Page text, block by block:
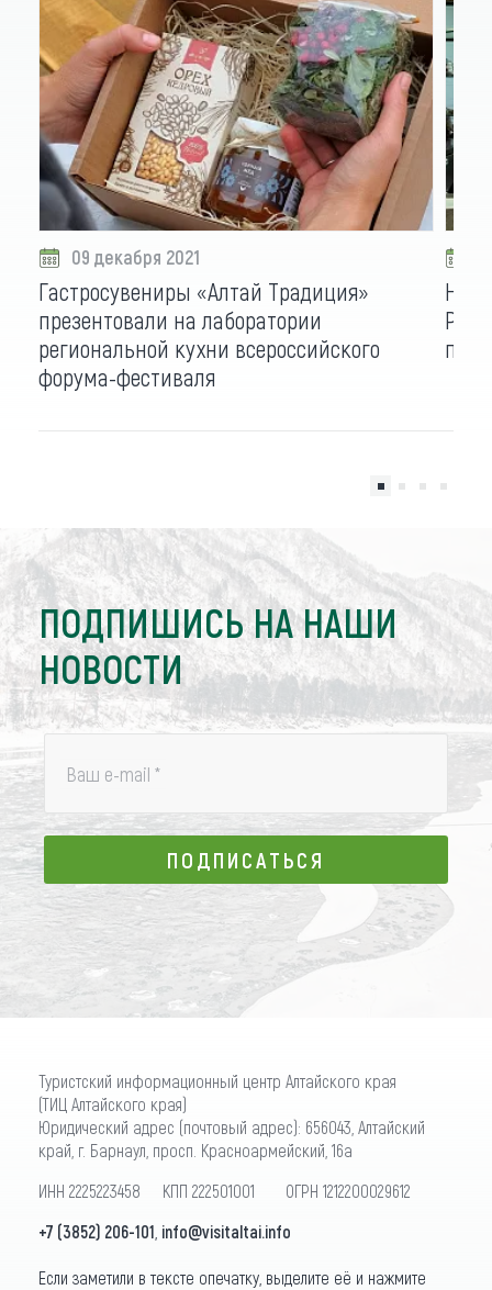
09 декабря 2021
Гастросувениры «Алтай Традиция»
презентовали на лаборатории
региональной кухни всероссийского
форума-фестиваля
На
ПОДПИШИСЬ НА НАШИ
НОВОСТИ
Ваш e-mail *
ПОДПИСАТЬСЯ
ПОДПИСАТЬСЯ
Туристский информационный центр Алтайского края
(ТИЦ Алтайского края)
Юридический адрес (почтовый адрес): 656043, Алтайский
край, г. Барнаул, просп. Красноармейский, 16а
ИНН 2225223458 КПП 222501001 ОГРН 1212200029612
+7 (3852) 206-101 info@visitaltai.info
Если заметили в тексте опечатку, выделите её и нажмите